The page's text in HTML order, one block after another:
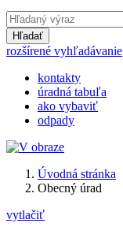
Hľadať
rozšírené vyhľadávanie
kontakty
úradná tabuľa
ako vybaviť
odpady
Úvodná stránka
Obecný úrad
vytlačiť